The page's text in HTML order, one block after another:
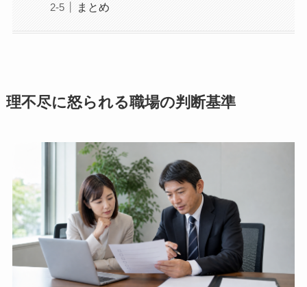
まとめ
理不尽に怒られる職場の判断基準